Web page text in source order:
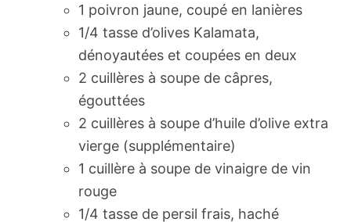
1 poivron jaune, coupé en lanières
1/4 tasse d’olives Kalamata,
dénoyautées et coupées en deux
2 cuillères à soupe de câpres,
égouttées
2 cuillères à soupe d’huile d’olive extra
vierge (supplémentaire)
1 cuillère à soupe de vinaigre de vin
rouge
1/4 tasse de persil frais, haché